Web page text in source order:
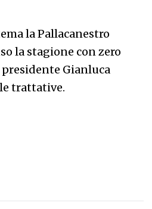
la Pallacanestro
la stagione con zero
Gianluca
trattative.